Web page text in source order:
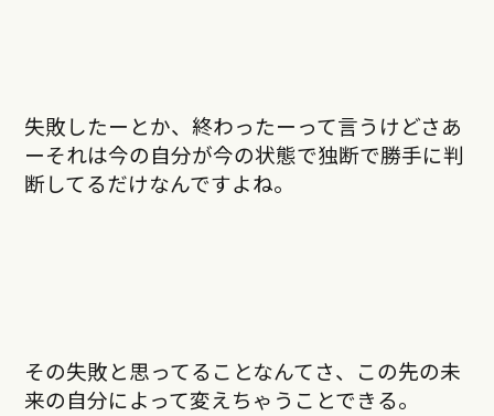
失敗したーとか、終わったーって言うけどさあ
ーそれは今の自分が今の状態で独断で勝手に判
断してるだけなんですよね。
その失敗と思ってることなんてさ、この先の未
来の自分によって変えちゃうことできる。